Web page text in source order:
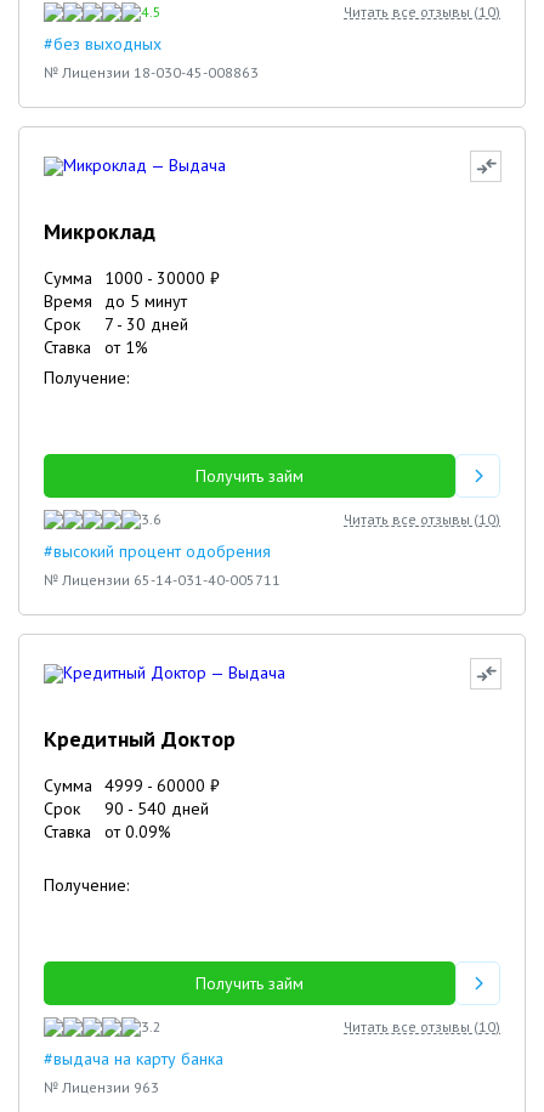
4.5 Читать все отзывы (10)
#без выходных
№ Лицензии 18-030-45-008863
Микроклад
Сумма 1000 - 30000 ₽
Время
до 5 минут
Срок
7 - 30 дней
Ставка
от 1%
Получение:
Получить займ
3.6 Читать все отзывы (10)
#высокий процент одобрения
№ Лицензии 65-14-031-40-005711
Кредитный Доктор
Сумма 4999 - 60000 ₽
Срок
90 - 540 дней
Ставка
от0.09%
Получение:
Получить займ
3.2 Читать все отзывы (10)
#выдача на карту банка
№ Лицензии 963